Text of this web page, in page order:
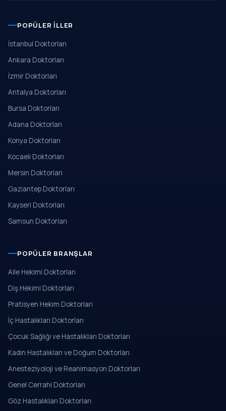
POPÜLER İLLER
İstanbul Doktorları
Ankara Doktorları
İzmir Doktorları
Antalya Doktorları
Bursa Doktorları
Adana Doktorları
Konya Doktorları
Kocaeli Doktorları
Mersin Doktorları
Gaziantep Doktorları
Kayseri Doktorları
Samsun Doktorları
POPÜLER BRANŞLAR
Aile Hekimi Doktorları
Diş Hekimi Doktorları
Pratisyen Hekim Doktorları
İç Hastalıkları Doktorları
Çocuk Sağlığı ve Hastalıkları Doktorları
Kadın Hastalıkları ve Doğum Doktorları
Anesteziyoloji ve Reanimasyon Doktorları
Genel Cerrahi Doktorları
Göz Hastalıkları Doktorları